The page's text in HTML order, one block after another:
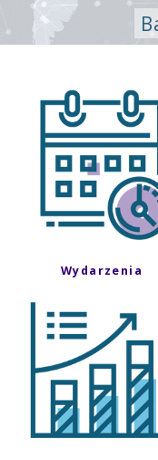
Wydarzenia